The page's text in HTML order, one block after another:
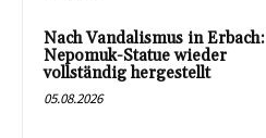
Nach Vandalismus in Erbach:
Nepomuk-Statue wieder
vollständig hergestellt
05.08.2026